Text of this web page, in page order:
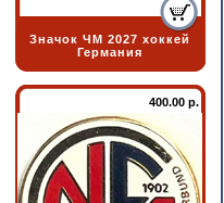
Значок ЧМ 2027 хоккей
Германия
400.00 р.